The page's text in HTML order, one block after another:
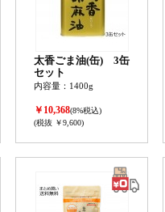
太香ごま油(缶) 3缶
セット
内容量：1400g
￥10,368(8%税込)
(税抜 ￥9,600)